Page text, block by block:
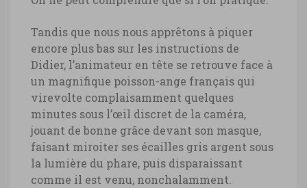
Tandis que nous nous apprêtons à piquer
encore plus bas sur les instructions de
Didier, l’animateur en tête se retrouve face à
un magnifique poisson-ange français qui
virevolte complaisamment quelques
minutes sous l’œil discret de la caméra,
jouant de bonne grâce devant son masque,
faisant miroiter ses écailles gris argent sous
la lumière du phare, puis disparaissant
comme il est venu, nonchalamment.